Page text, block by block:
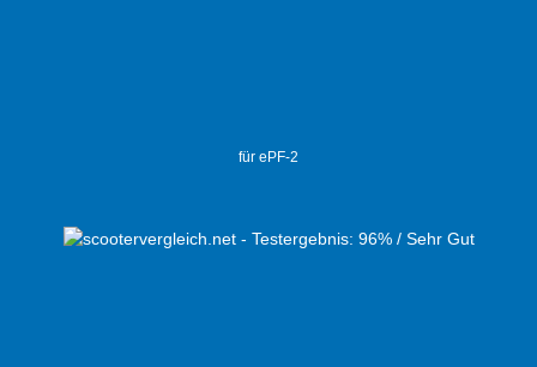
für ePF-2